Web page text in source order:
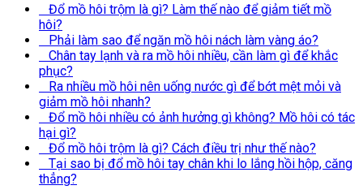
Đổ mồ hôi trộm là gì? Làm thế nào để giảm tiết mồ
hôi?
Phải làm sao để ngăn mồ hôi nách làm vàng áo?
Chân tay lạnh và ra mồ hôi nhiều, cần làm gì để khắc
phục?
Ra nhiều mồ hôi nên uống nước gì để bớt mệt mỏi và
giảm mồ hôi nhanh?
Đổ mồ hôi nhiều có ảnh hưởng gì không? Mồ hôi có tác
hại gì?
Đổ mồ hôi trộm là gì? Cách điều trị như thế nào?
Tại sao bị đổ mồ hôi tay chân khi lo lắng hồi hộp, căng
thẳng?